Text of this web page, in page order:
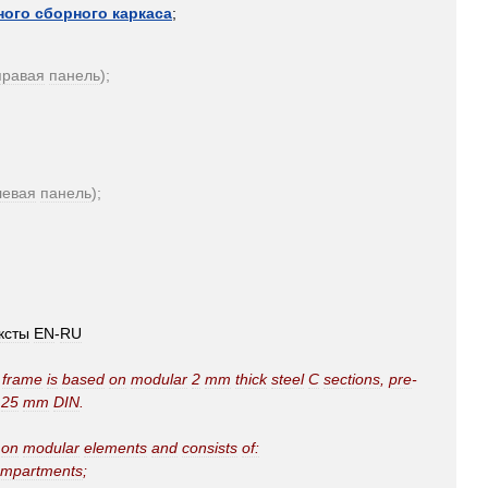
сборного каркаса;
панель);
панель);
EN-RU
frame is based on modular 2 mm thick steel C sections pre-
25 mm DIN
on modular elements and consists of:
;